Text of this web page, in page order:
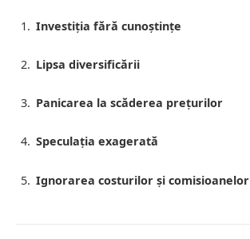
Investiția fără cunoștințe
Lipsa diversificării
Panicarea la scăderea prețurilor
Speculația exagerată
Ignorarea costurilor și comisioanelor